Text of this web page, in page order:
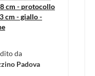
cm - protocollo
cm - giallo -
da
Padova